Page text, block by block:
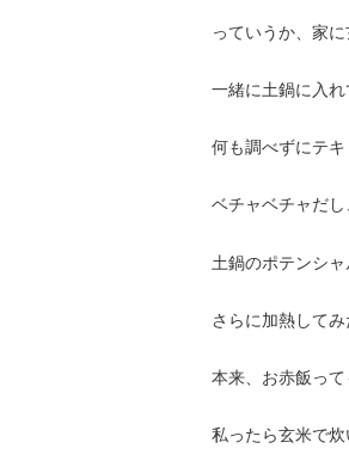
っていうか、家
一緒に土鍋に入れ
何も調べずにテキ
ベチャベチャだ
土鍋のポテンシ
さらに加熱して
本来、お赤飯っ
私ったら玄米で炊